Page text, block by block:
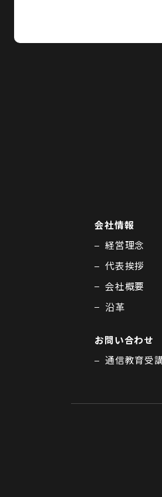
会社情報
経営理念
代表挨拶
会社概要
沿革
お問い合わせ
通信教育受